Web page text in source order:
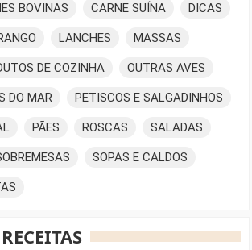
BOVINAS CARNE SUÍNA DICAS
LANCHES MASSAS
DE COZINHA OUTRAS AVES
DO MAR PETISCOS E SALGADINHOS
PÃES ROSCAS SALADAS
SOPAS E CALDOS